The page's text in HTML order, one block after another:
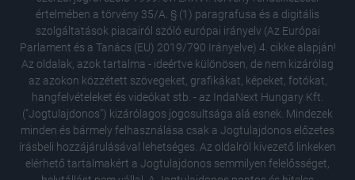
Nem
értelmében a törvény 35/A. § (1) paragrafusa és a digitális
szolgáltatások piacairól szóló európai irányelv (Az Európai
Parlament és a Tanács (EU) 2019/790 Irányelve) 4. cikke alapján!
Az oldalak, azok tartalma - ideértve különösen, de nem kizárólag
az azokon közzétett szövegeket, grafikákat, képeket, fotókat,
hangfelvételeket és videókat stb. - az IndaNext Hungary Kft.
("Jogtulajdonos") kizárólagos jogosultsága alá esnek. Mindezek
minden és bármely felhasználása csak a Jogtulajdonos előzetes
írásbeli hozzájárulásával lehetséges. Az oldalról kivezető linkeken
elérhető tartalmakért a Jogtulajdonos semmilyen felelősséget,